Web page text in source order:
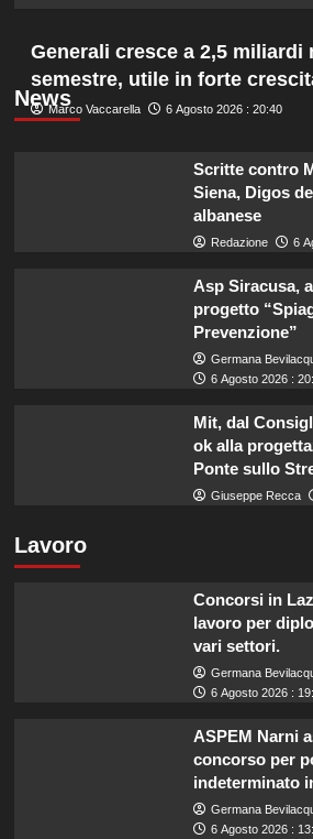
News
Generali cresce a 2,5 miliardi
semestre, utile in forte
Marco Vaccarella 6 Agosto 2026 : 20:40
Scritte contro
Siena, Digos
albanese
Redazione 6
Asp Siracusa,
progetto
Prevenzione”
Germana
6 Agosto 2026 :
Mit, dal
ok alla
Ponte sullo
Giuseppe Recca
Lavoro
Concorsi in
lavoro per
vari settori.
Germana
6 Agosto 2026 :
ASPEM Narni
concorso per
indeterminato
Germana
6 Agosto 2026 :